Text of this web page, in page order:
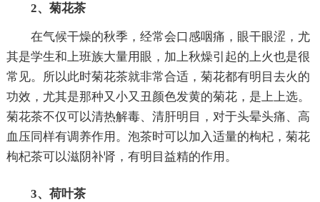
2、菊花茶
在气候干燥的秋季，经常会口感咽痛，眼干眼涩，尤
其是学生和上班族大量用眼，加上秋燥引起的上火也是很
常见。所以此时菊花茶就非常合适，菊花都有明目去火的
功效，尤其是那种又小又丑颜色发黄的菊花，是上上选。
菊花茶不仅可以清热解毒、清肝明目，对于头晕头痛、高
血压同样有调养作用。泡茶时可以加入适量的枸杞，菊花
枸杞茶可以滋阴补肾，有明目益精的作用。
3、荷叶茶